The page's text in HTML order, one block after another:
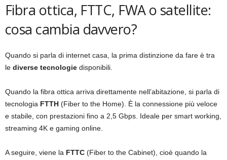
Fibra ottica, FTTC, FWA o satellite:
cosa cambia davvero?
Quando si parla di internet casa, la prima distinzione da fare è tra
le diverse tecnologie disponibili.
Quando la fibra ottica arriva direttamente nell’abitazione, si parla di
tecnologia FTTH (Fiber to the Home). È la connessione più veloce
e stabile, con prestazioni fino a 2,5 Gbps. Ideale per smart working,
streaming 4K e gaming online.
A seguire, viene la FTTC (Fiber to the Cabinet), cioè quando la